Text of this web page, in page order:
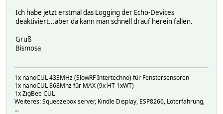
Ich habe jetzt erstmal das Logging der Echo-Devices
deaktiviert...aber da kann man schnell drauf herein fallen.
Gruß
Bismosa
1x nanoCUL 433MHz (SlowRF Intertechno) für Fenstersensoren
1x nanoCUL 868Mhz für MAX (9x HT 1xWT)
1x ZigBee CUL
Weiteres: Squeezebox server, Kindle Display, ESP8266, Löterfahrung,
...